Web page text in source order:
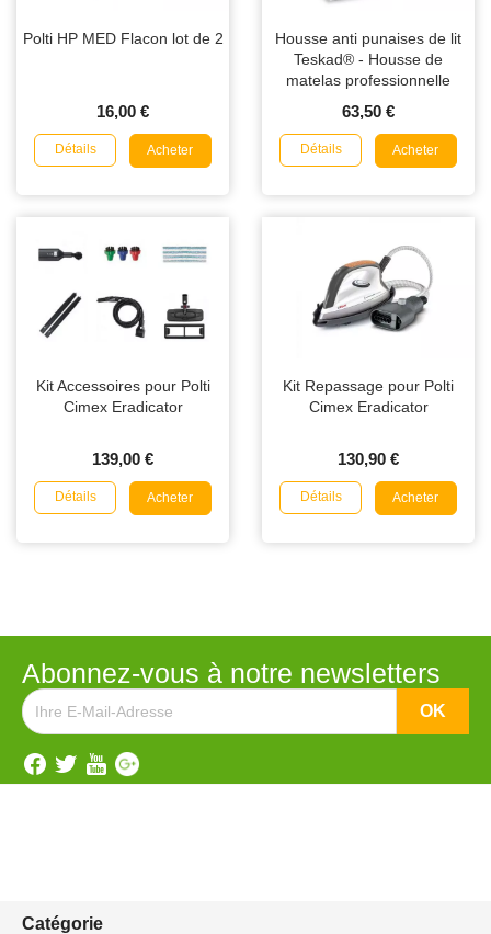
Polti HP MED Flacon lot de 2
16,00 €
Détails Acheter
Housse anti punaises de lit
Teskad® - Housse de
matelas professionnelle
63,50 €
Détails Acheter
Kit Accessoires pour Polti
Cimex Eradicator
139,00 €
Détails Acheter
Kit Repassage pour Polti
Cimex Eradicator
130,90 €
Détails Acheter
Abonnez-vous à notre newsletters
Catégorie